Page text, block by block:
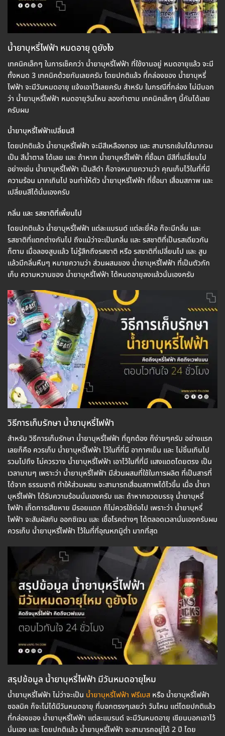
น้ำยาบุหรี่ไฟฟ้า หมดอายุ ดูยังไง
เทคนิคเล็กๆ ในการเช็คกว่า น้ำยาบุหรี่ไฟฟ้า ที่ใช้งานอยู่ หมดอายุแล้ว จะมี
ทั้งหมด 3 เทคนิคด้วยกันเลยครับ โดยปกติแล้ว ที่กล่องของ น้ำยาบุหรี่
ไฟฟ้า จะมีวันหมดอายุ แจ้งเอาไว้เลยครับ สำหรับ ในกรณีที่กล่อง ไม่มีบอก
ว่า น้ำยาบุหรี่ไฟฟ้า หมดอายุวันไหน ลองทำตาม เทคนิคเล็กๆ นี้กันได้เลย
ครับผม
น้ำยาบุหรี่ไฟฟ้าเปลี่ยนสี
โดยปกติแล้ว น้ำยาบุหรี่ไฟฟ้า จะมีสีเหลืองทอง และ สามารถเข้มได้มากจน
เป็น สีน้ำตาล ได้เลย และ ถ้าหาก น้ำยาบุหรี่ไฟฟ้า ที่ซื้อมา มีสีที่เปลี่ยนไป
อย่างเช่น น้ำยาบุหรี่ไฟฟ้า เป็นสีดำ ก็อาจหมายความว่า คุณเก็บไว้ในที่ที่มี
ความร้อน มากเกินไป จนทำให้ตัว น้ำยาบุหรี่ไฟฟ้า ที่ซื้อมา เสื่อมสภาพ และ
เปลี่ยนสีได้นั่นเองครับ
กลิ่น และ รสชาติที่เพี้ยนไป
โดยปกติแล้ว น้ำยาบุหรี่ไฟฟ้า แต่ละแบรนด์ แต่ละยี่ห้อ ก็จะมีกลิ่น และ
รสชาติที่แตกต่างกันไป ถึงแม้ว่าจะเป็นกลิ่น และ รสชาติที่เป็นรสเดียวกัน
ก็ตาม เมื่อลองสูบแล้ว ไม่รู้สึกถึงรสชาติ หรือ รสชาติที่เปลี่ยนไป และ สูบ
แล้วมีกลิ่นหืนๆ หมายความว่า ส่วนผสมของ น้ำยาบุหรี่ไฟฟ้า ที่เป็นตัวกัก
เก็บ ความหวานของ น้ำยาบุหรี่ไฟฟ้า ได้หมดอายุลงแล้วนั่นเองครับ
วิธีการเก็บรักษา น้ำยาบุหรี่ไฟฟ้า
สำหรับ วิธีการเก็บรักษา น้ำยาบุหรี่ไฟฟ้า ที่ถูกต้อง ก็ง่ายๆครับ อย่างแรก
เลยก็คือ ควรเก็บ น้ำยาบุหรี่ไฟฟ้า ไว้ในที่ที่มี อากาศเย็น และ ไม่ชิ้นเกินไป
รวมไปถึง ไม่ควรวาง น้ำยาบุหรี่ไฟฟ้า เอาไว้ในที่ที่มี แสงแดดโดยตรง เป็น
เวลานานๆ เพราะว่า น้ำยาบุหรี่ไฟฟ้า มีส่วนผสมที่ใช้ในการผลิต ที่เป็นสารที่
ได้จาก ธรรมชาติ ทำให้ส่วมผสม จะสามารถเสื่อมสภาพได้ไวขึ้น เมื่อ น้ำยา
บุหรี่ไฟฟ้า ได้รับความร้อนนั่นเองครับ และ ถ้าหากขวดบรรจุ น้ำยาบุหรี่
ไฟฟ้า เกิิดการเสียหาย มีรอยแตก ก็ไม่ควรใช้ต่อไป เพราะว่า น้ำยาบุหรี่
ไฟฟ้า จะสัมผัสกับ ออกซิเจน และ เชื้อโรคต่างๆ ได้ตลอดเวลานั่นเองครับผม
ควรเก็บ น้ำยาบุหรี่ไฟฟ้า ไว้ในที่ที่อุณหภมูิต่ำ มากที่สุด
สรุปข้อมูล น้ำยาบุหรี่ไฟฟ้า มีวันหมดอายุไหม
น้ำยาบุหรี่ไฟฟ้า ไม่ว่าจะเป็น น้ำยาบุหรี่ไฟฟ้า ฟรีเบส หรือ น้ำยาบุหรี่ไฟฟ้า
ซอลนิค ก็จะไม่ได้มีวันหมดอายุ ที่บอกตรงๆเลยว่า วันไหน แต่โดยปกติแล้ว
ที่กล่องของ น้ำยาบุหรี่ไฟฟ้า แต่ละแบรนด์ จะมีวันหมดอายุ เขียนบอกเอาไว้
นั่นเอง และ โดยปกติแล้ว น้ำยาบุหรี่ไฟฟ้า จะสามารถอยู่ได้ 2 ปี โดย